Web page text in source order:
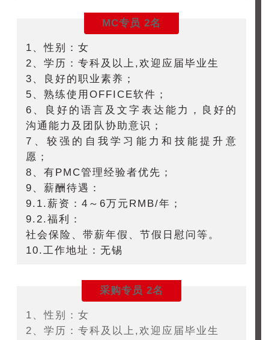
MC专员 2名
1、性别：女
2、学历：专科及以上,欢迎应届毕业生
3、良好的职业素养；
5、熟练使用OFFICE软件；
6、良好的语言及文字表达能力，良好的
沟通能力及团队协助意识；
7、较强的自我学习能力和技能提升意
愿；
8、有PMC管理经验者优先；
9、薪酬待遇：
9.1.薪资：4～6万元RMB/年；
9.2.福利：
社会保险、带薪年假、节假日慰问等。
10.工作地址：无锡
采购专员 2名
1、性别：女
2、学历：专科及以上,欢迎应届毕业生